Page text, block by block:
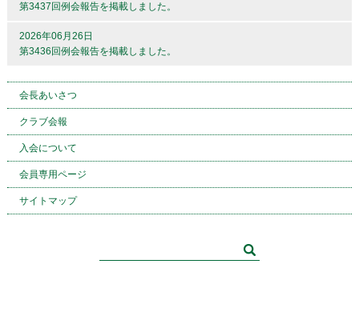
第3437回例会報告を掲載しました。
2026年06月26日
第3436回例会報告を掲載しました。
会長あいさつ
クラブ会報
入会について
会員専用ページ
サイトマップ